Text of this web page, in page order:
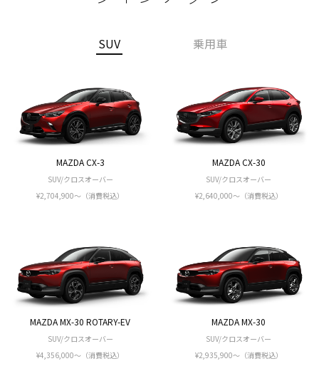
SUV 乗用車
MAZDA CX-3
SUV/クロスオーバー
¥2,704,900～（消費税込）
MAZDA CX-30
SUV/クロスオーバー
¥2,640,000〜（消費税込）
MAZDA MX-30 ROTARY-EV
SUV/クロスオーバー
¥4,356,000〜（消費税込）
MAZDA MX-30
SUV/クロスオーバー
¥2,935,900〜（消費税込）